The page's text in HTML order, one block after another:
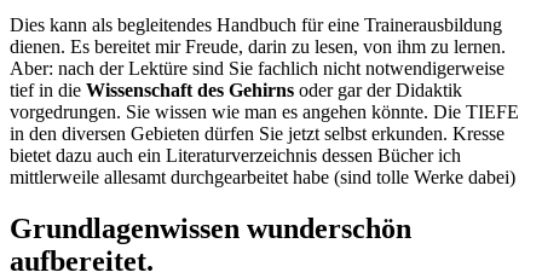
Dies kann als begleitendes Handbuch für eine Trainerausbildung
dienen. Es bereitet mir Freude, darin zu lesen, von ihm zu lernen.
Aber: nach der Lektüre sind Sie fachlich nicht notwendigerweise
tief in die Wissenschaft des Gehirns oder gar der Didaktik
vorgedrungen. Sie wissen wie man es angehen könnte. Die TIEFE
in den diversen Gebieten dürfen Sie jetzt selbst erkunden. Kresse
bietet dazu auch ein Literaturverzeichnis dessen Bücher ich
mittlerweile allesamt durchgearbeitet habe (sind tolle Werke dabei)
Grundlagenwissen wunderschön
aufbereitet.